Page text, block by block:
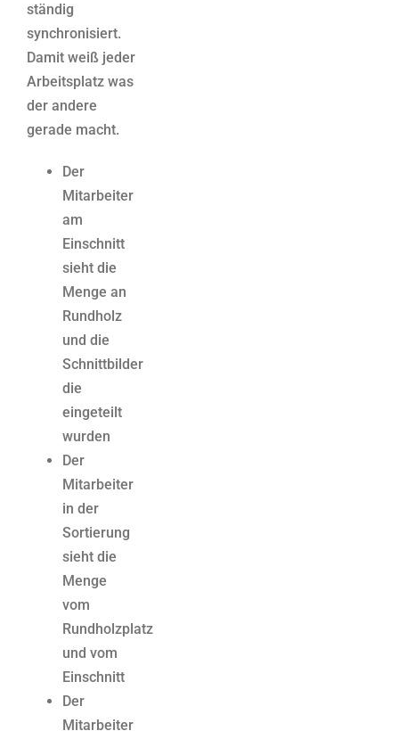
ständig
synchronisiert.
Damit weiß jeder
Arbeitsplatz was
der andere
gerade macht.
Der
Mitarbeiter
am
Einschnitt
sieht die
Menge an
Rundholz
und die
Schnittbilder
die
eingeteilt
wurden
Der
Mitarbeiter
in der
Sortierung
sieht die
Menge
vom
Rundholzplatz
und vom
Einschnitt
Der
Mitarbeiter